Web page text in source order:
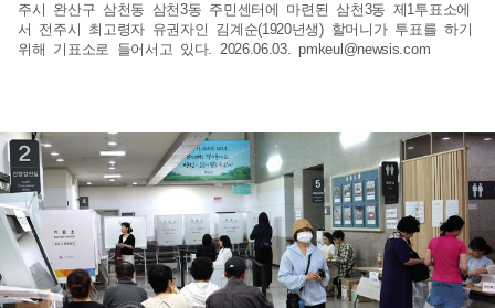
주시 완산구 삼천동 삼천3동 주민센터에 마련된 삼천3동 제1투표소에
서 전주시 최고령자 유권자인 김계순(1920년생) 할머니가 투표를 하기
위해 기표소로 들어서고 있다. 2026.06.03.pmkeul@newsis.com